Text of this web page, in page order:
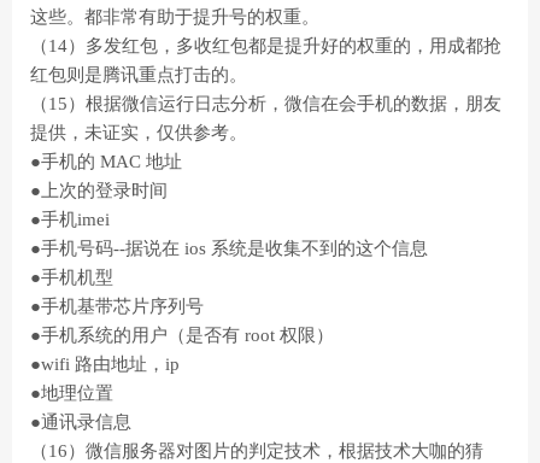
这些。都非常有助于提升号的权重。
（14）多发红包，多收红包都是提升好的权重的，用成都抢
红包则是腾讯重点打击的。
（15）根据微信运行日志分析，微信在会手机的数据，朋友
提供，未证实，仅供参考。
●手机的 MAC 地址
●上次的登录时间
●手机imei
●手机号码--据说在 ios 系统是收集不到的这个信息
●手机机型
●手机基带芯片序列号
●手机系统的用户（是否有 root 权限）
●wifi 路由地址，ip
●地理位置
●通讯录信息
（16）微信服务器对图片的判定技术，根据技术大咖的猜